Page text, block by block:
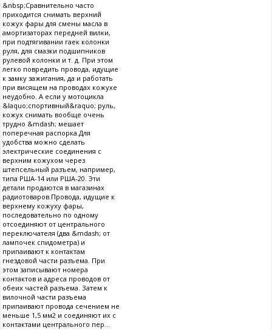
&nbsp;Сравнительно часто
приходится снимать верхний
кожух фары для смены масла в
амортизаторах передней вилки,
при подтягивании гаек колонки
руля, для смазки подшипников
рулевой колонки и т. д. При этом
легко повредить провода, идущие
к замку зажигания, да и работать
при висящем на проводах кожухе
неудобно. А если у мотоцикла
&laquo;спортивный&raquo; руль,
кожух снимать вообще очень
трудно &mdash; мешает
поперечная распорка.Для
удобства можно сделать
электрические соединения с
верхним кожухом через
штепсельный разъем, например,
типа РША-14 или РША-20. Эти
детали продаются в магазинах
радиотоваров.Провода, идущие к
верхнему кожуху фары,
последовательно по одному
отсоединяют от центрального
переключателя (два &mdash; от
лампочек спидометра) и
припаивают к контактам
гнездовой части разъема. При
этом записывают номера
контактов и адреса проводов от
обеих частей разъема. Затем к
вилочной части разъема
припаивают провода сечением не
меньше 1,5 мм2 и соединяют их с
контактами центрального пер...